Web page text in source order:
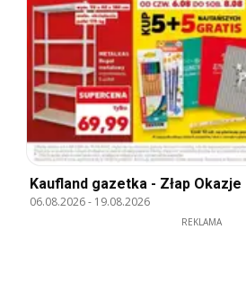
Kaufland gazetka - Złap Okazje
06.08.2026- 19.08.2026
REKLAMA